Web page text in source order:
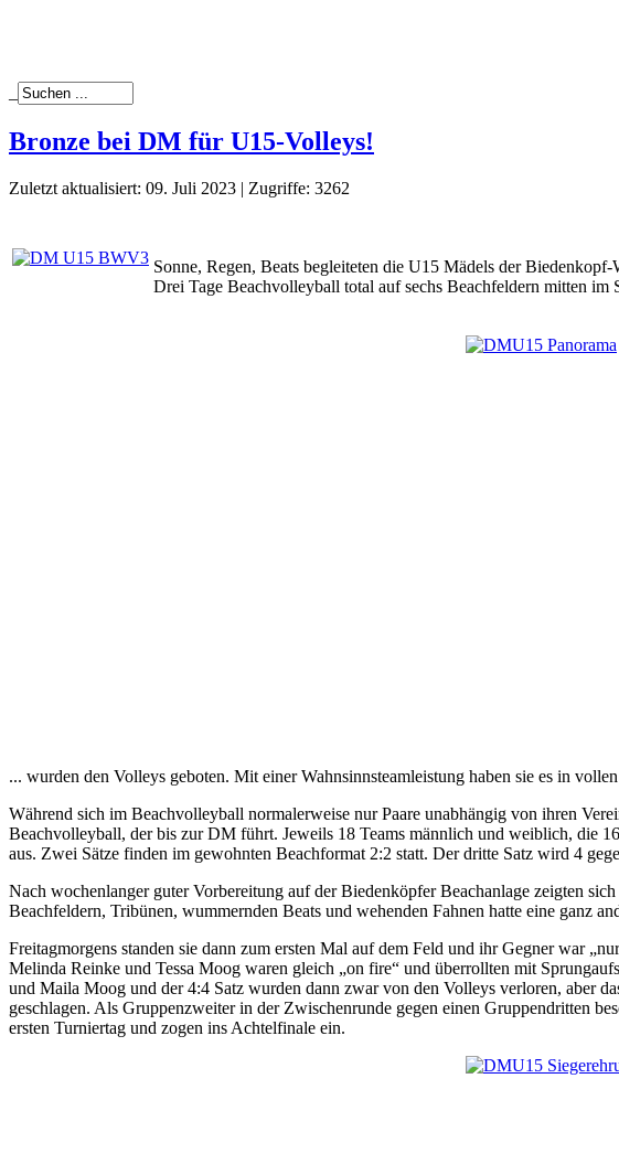
Bronze bei DM für U15-Volleys!
Zuletzt aktualisiert: 09. Juli 2023 | Zugriffe: 3262
Sonne, Regen, Beats begleiteten die U15 Mädels der
Drei Tage Beachvolleyball total auf sechs Beachfeldern mitten im
... wurden den Volleys geboten. Mit einer Wahnsinnsteamleistung haben sie es in
Während sich im Beachvolleyball normalerweise nur Paare unabhängig von ihren
Beachvolleyball, der bis zur DM führt. Jeweils 18 Teams männlich und weiblich, die
aus. Zwei Sätze finden im gewohnten Beachformat 2:2 statt. Der dritte Satz wird 4
Nach wochenlanger guter Vorbereitung auf der Biedenköpfer Beachanlage zeigten
Beachfeldern, Tribünen, wummernden Beats und wehenden Fahnen hatte eine ganz
Freitagmorgens standen sie dann zum ersten Mal auf dem Feld und ihr Gegner war
Melinda Reinke und Tessa Moog waren gleich „on fire“ und überrollten mit
und Maila Moog und der 4:4 Satz wurden dann zwar von den Volleys verloren, aber
geschlagen. Als Gruppenzweiter in der Zwischenrunde gegen einen Gruppendritten
ersten Turniertag und zogen ins Achtelfinale ein.